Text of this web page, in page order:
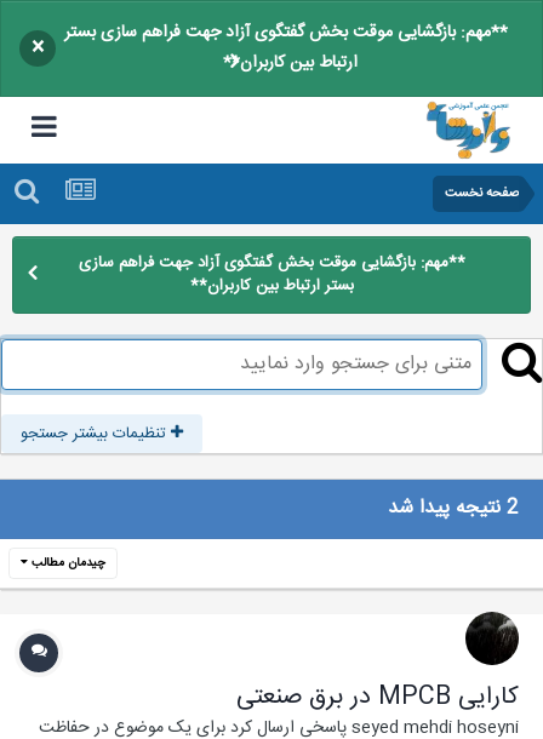
**مهم: بازگشایی موقت بخش گفتگوی آزاد جهت فراهم سازی بستر
ارتباط بین کاربران**
×
صفحه نخست
**مهم: بازگشایی موقت بخش گفتگوی آزاد جهت فراهم سازی
بستر ارتباط بین کاربران**
تنظیمات بیشتر جستجو
چیدمان مطالب
کارایی MPCB در برق صنعتی
seyed mehdi hoseyniپاسخی ارسال کرد برای یک موضوع درحفاظت